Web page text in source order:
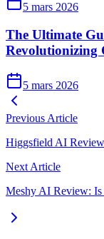
5 mars 2026
The Ultimate
Revolutionizing
5 mars 2026
Previous Article
Higgsfield AI
Next Article
Meshy AI Review: